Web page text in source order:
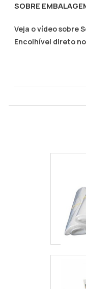
SOBRE
Veja o vídeo sobre
Encolhível direto